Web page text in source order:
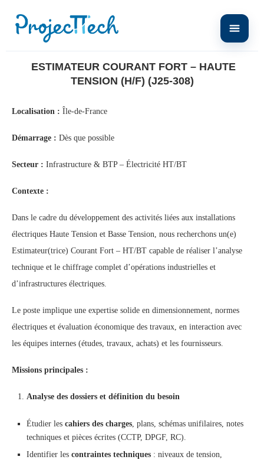
Estimateur Courant Fort – Haute Tension (H/F) (J25-308)
ESTIMATEUR COURANT FORT – HAUTE
TENSION (H/F) (J25-308)
Localisation : Île-de-France
Démarrage : Dès que possible
Secteur : Infrastructure & BTP – Électricité HT/BT
Contexte :
Dans le cadre du développement des activités liées aux installations
électriques Haute Tension et Basse Tension, nous recherchons un(e)
Estimateur(trice) Courant Fort – HT/BT capable de réaliser l’analyse
technique et le chiffrage complet d’opérations industrielles et
d’infrastructures électriques.
Le poste implique une expertise solide en dimensionnement, normes
électriques et évaluation économique des travaux, en interaction avec
les équipes internes (études, travaux, achats) et les fournisseurs.
Missions principales :
Analyse des dossiers et définition du besoin
Étudier les cahiers des charges, plans, schémas unifilaires, notes
techniques et pièces écrites (CCTP, DPGF, RC).
Identifier les contraintes techniques : niveaux de tension,